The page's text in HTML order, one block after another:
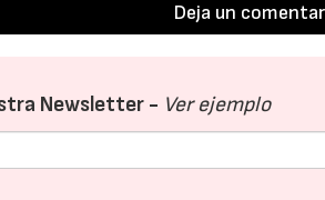
Deja un
Newsletter - Ver ejemplo